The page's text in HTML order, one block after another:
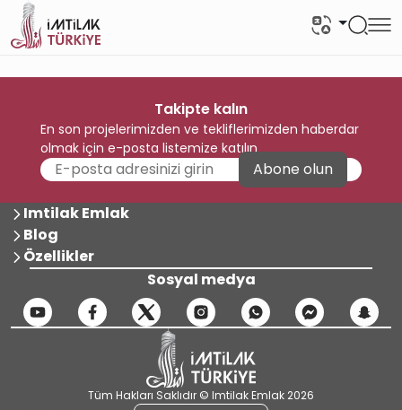
Takipte kalın
En son projelerimizden ve tekliflerimizden haberdar
olmak için e-posta listemize katılın
Abone olun
Imtilak Emlak
Blog
Özellikler
Sosyal medya
Tüm Hakları Saklıdır © Imtilak Emlak 2026